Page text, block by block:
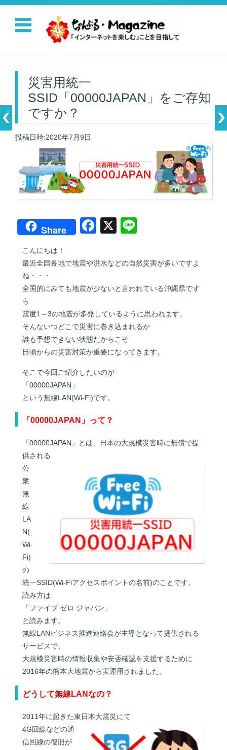
コンテンツに移動
災害用統一
SSID「00000JAPAN」をご存知
ですか？
投稿日時:2020年7月9日
Share
F
c
b
o
o
k
X
e
こんにちは！
最近全国各地で地震や洪水などの自然災害が多いですよ
ね・・・
全国的にみても地震が少ないと言われている沖縄県です
ら
震度1～3の地震が多発しているように思われます。
そんないつどこで災害に巻き込まれるか
誰も予想できない状態だからこそ
日頃からの災害対策が重要になってきます。
そこで今回ご紹介したいのが
「00000JAPAN」
という無線LAN(Wi-Fi)です。
「00000JAPAN」って？
「00000JAPAN」とは、日本の大規模災害時に無償で提
供される
公
衆
無
線
LA
N(
Wi-
Fi)
の
統一SSID(Wi-Fiアクセスポイントの名前)のことです。
読み方は
「ファイブ ゼロ ジャパン」
と読みます。
無線LANビジネス推進連絡会が主導となって提供される
サービスで、
大規模災害時の情報収集や安否確認を支援するために
2016年の熊本大地震から実運用されました。
どうして無線LANなの？
2011年に起きた東日本大震災にて
4G回線などの通
信回線の復旧が